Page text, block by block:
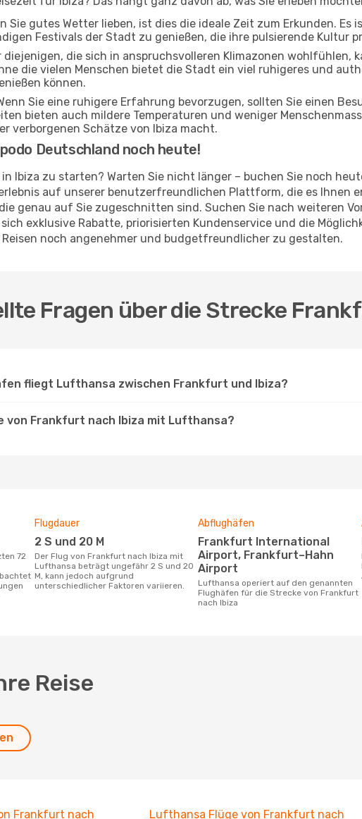
Sie gutes Wetter lieben, ist dies die ideale Zeit zum Erkunden.
Festivals der Stadt zu genießen, die ihre pulsierende Kultur
diejenigen, die sich in anspruchsvolleren Klimazonen wohlfühlen,
die vielen Menschen bietet die Stadt ein viel ruhigeres und
können.
Sie eine ruhigere Erfahrung bevorzugen, sollten Sie einen
bieten auch mildere Temperaturen und weniger
verborgenen Schätze von Ibiza macht.
Deutschland noch heute!
Ibiza zu starten? Warten Sie nicht länger – buchen Sie noch
auf unserer benutzerfreundlichen Plattform, die es Ihnen
genau auf Sie zugeschnitten sind. Suchen Sie nach weiteren
exklusive Rabatte, priorisierten Kundenservice und die
noch angenehmer und budgetfreundlicher zu gestalten.
Fragen über die Strecke
fliegt Lufthansa zwischen Frankfurt und Ibiza?
von Frankfurt nach Ibiza mit Lufthansa?
Flugdauer
2 S und 20 M
Der Flug von Frankfurt nach Ibiza mit
Lufthansa beträgt ungefähr 2 S und 20
M, kann jedoch aufgrund
unterschiedlicher Faktoren variieren.
Abflughäfen
Frankfurt International
Airport, Frankfurt–Hahn
Airport
Lufthansa operiert auf den genannten
Flughäfen für die Strecke von Frankfurt
nach Ibiza
Reise
Frankfurt nach Lufthansa Flüge von Frankfurt nach